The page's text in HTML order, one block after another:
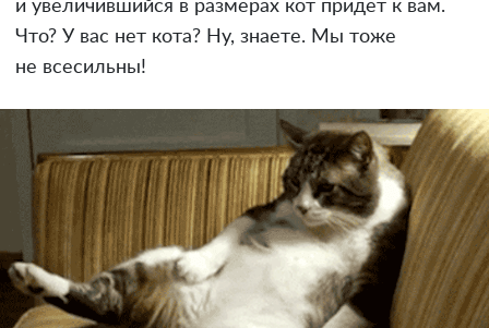
и увеличившийся в размерах кот придет к вам.
Что? У вас нет кота? Ну, знаете. Мы тоже
не всесильны!